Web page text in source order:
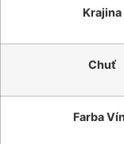
Krajina
Chuť
Farba